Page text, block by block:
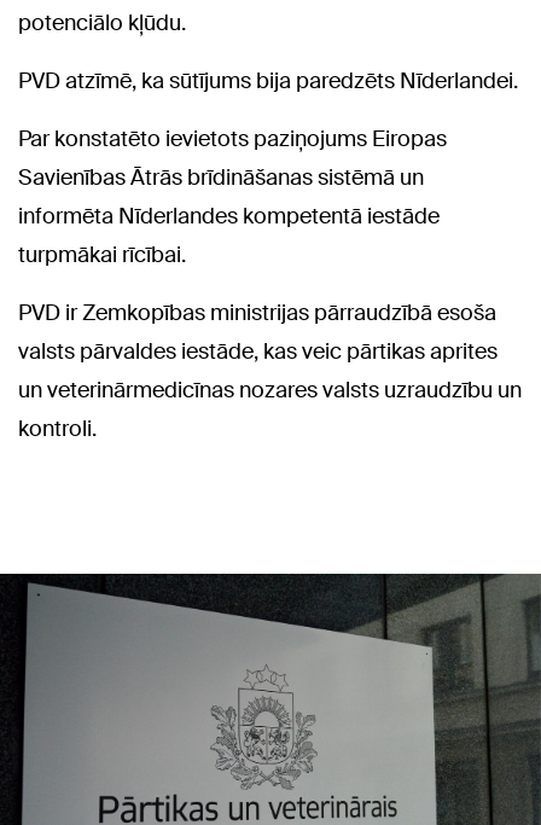
potenciālo kļūdu.
PVD atzīmē, ka sūtījums bija paredzēts Nīderlandei.
Par konstatēto ievietots paziņojums Eiropas
Savienības Ātrās brīdināšanas sistēmā un
informēta Nīderlandes kompetentā iestāde
turpmākai rīcībai.
PVD ir Zemkopības ministrijas pārraudzībā esoša
valsts pārvaldes iestāde, kas veic pārtikas aprites
un veterinārmedicīnas nozares valsts uzraudzību un
kontroli.